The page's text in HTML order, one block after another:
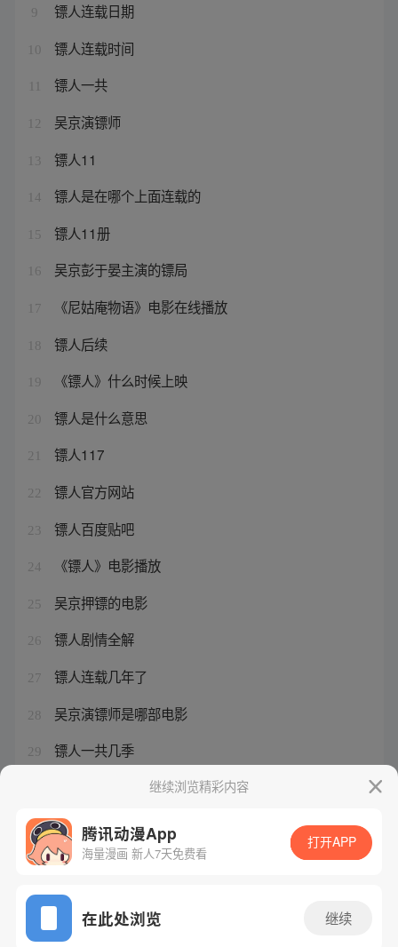
9 镖人连载日期
10 镖人连载时间
镖人一共
12 吴京演镖师
13 镖人11
14 镖人是在哪个上面连载的
15 镖人11册
16 吴京彭于晏主演的镖局
17 《尼姑庵物语》电影在线播放
18 镖人后续
19 《镖人》什么时候上映
20 镖人是什么意思
21 镖人117
22 镖人官方网站
23 镖人百度贴吧
24 《镖人》电影播放
25 吴京押镖的电影
26 镖人剧情全解
27 镖人连载几年了
28 吴京演镖师是哪部电影
29 镖人一共几季
继续浏览精彩内容
腾讯动漫App
海量漫画 新人7天免费看
打开APP
在此处浏览 继续
网站备案/许可证号：粤B2-20090059-5
Copyright©1998 - 2026 Tencent. All Rights Reserved